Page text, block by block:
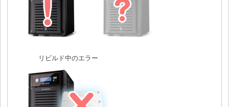
リビルド中のエラー